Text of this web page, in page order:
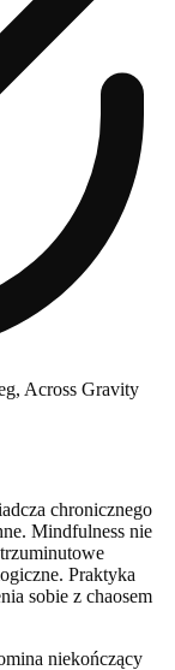
Across Gravity
chronicznego
Mindfulness nie
Praktyka
sobie z chaosem
niekończący